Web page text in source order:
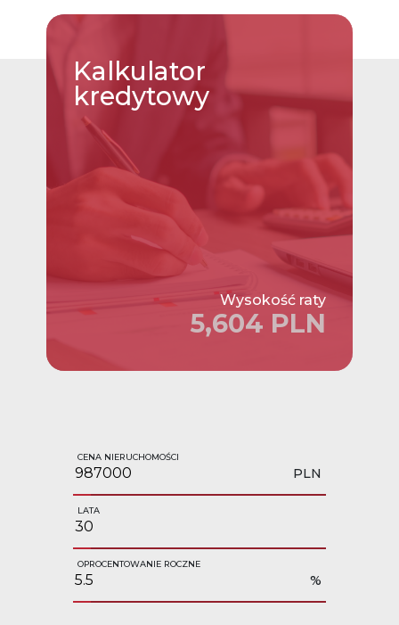
Kalkulator
kredytowy
Wysokość raty
5,604 PLN
CENA NIERUCHOMOŚCI
PLN
LATA
OPROCENTOWANIE ROCZNE
%